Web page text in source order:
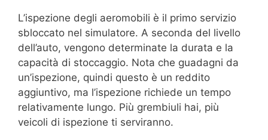
L’ispezione degli aeromobili è il primo servizio
sbloccato nel simulatore. A seconda del livello
dell’auto, vengono determinate la durata e la
capacità di stoccaggio. Nota che guadagni da
un’ispezione, quindi questo è un reddito
aggiuntivo, ma l’ispezione richiede un tempo
relativamente lungo. Più grembiuli hai, più
veicoli di ispezione ti serviranno.